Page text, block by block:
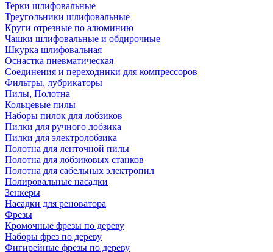
Терки шлифовальные
Треугольники шлифовальные
Круги отрезные по алюминию
Чашки шлифовальные и обдирочные
Шкурка шлифовальная
Оснастка пневматическая
Соединения и переходники для компрессоров
Фильтры, лубрикаторы
Пилы, Полотна
Кольцевые пилы
Наборы пилок для лобзиков
Пилки для ручного лобзика
Пилки для электролобзика
Полотна для ленточной пилы
Полотна для лобзиковых станков
Полотна для сабельных электропил
Полировальные насадки
Зенкеры
Насадки для реноватора
Фрезы
Кромочные фрезы по дереву
Наборы фрез по дереву
Фигирейные фрезы по дереву